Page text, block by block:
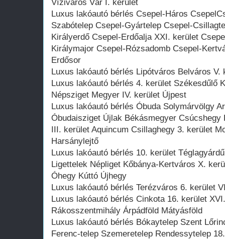
Víziváros Vár I. kerület
Luxus lakóautó bérlés Csepel-Háros
Szabótelep Csepel-Gyártelep Csepel-
Királyerdő Csepel-Erdőalja XXI. kerület
Királymajor Csepel-Rózsadomb Csepel-
Erdősor
Luxus lakóautó bérlés Lipótváros Belváros V.
Luxus lakóautó bérlés 4. kerület Székesdűlő
Népsziget Megyer IV. kerület Újpest
Luxus lakóautó bérlés Óbuda Solymárvölgy
Óbudaisziget Újlak Békásmegyer Csúcshegy
III. kerület Aquincum Csillaghegy 3. kerület
Harsánylejtő
Luxus lakóautó bérlés 10. kerület
Ligettelek Népliget Kőbánya-Kertváros X.
Óhegy Kúttó Újhegy
Luxus lakóautó bérlés Terézváros 6. kerület
Luxus lakóautó bérlés Cinkota 16. kerület
Rákosszentmihály Árpádföld Mátyásföld
Luxus lakóautó bérlés Bókaytelep Szent
Ferenc-telep Szemeretelep Rendessytelep